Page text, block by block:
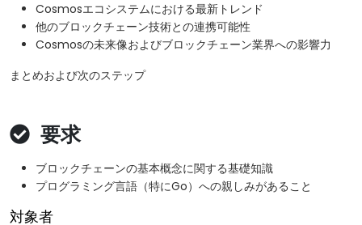
Cosmosエコシステムにおける最新トレンド
他のブロックチェーン技術との連携可能性
Cosmosの未来像およびブロックチェーン業界への影響力
まとめおよび次のステップ
要求
ブロックチェーンの基本概念に関する基礎知識
プログラミング言語（特にGo）への親しみがあること
対象者